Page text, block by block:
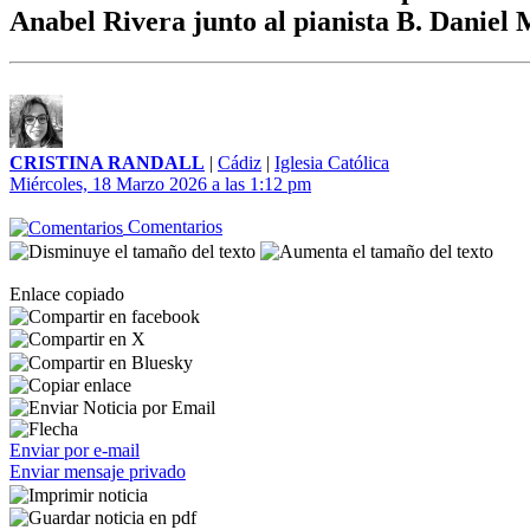
Anabel Rivera junto al pianista B. Daniel
CRISTINA RANDALL | Cádiz | Iglesia Católica
Miércoles, 18 Marzo 2026 a las 1:12 pm
Comentarios
Enlace copiado
Enviar por e-mail
Enviar mensaje privado